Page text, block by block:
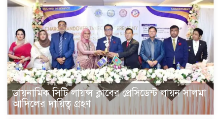
ডায়নামিক সিটি লায়ন্স ক্লাবের প্রেসিডেন্ট লায়ন সালমা
আদিলের দায়িত্ব গ্রহণ